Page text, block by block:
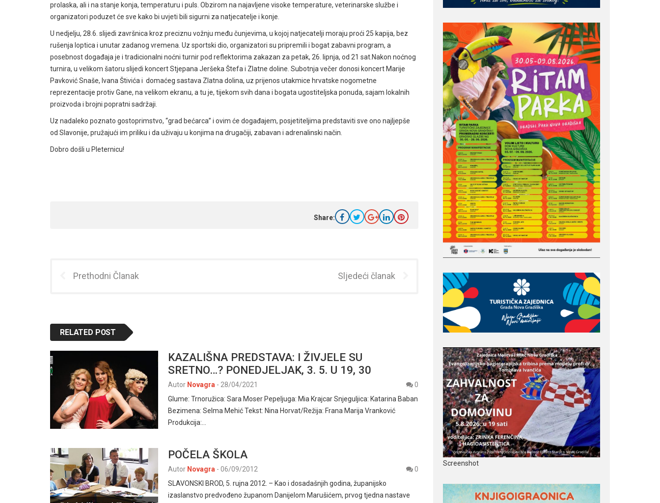
prolaska, ali i na stanje konja, temperaturu i puls. Obzirom na najavljene visoke temperature, veterinarske službe i
organizatori poduzet će sve kako bi uvjeti bili sigurni za natjecatelje i konje.
U nedjelju, 28.6. slijedi završnica kroz preciznu vožnju među čunjevima, u kojoj natjecatelji moraju proći 25 kapija, bez
rušenja loptica i unutar zadanog vremena. Uz sportski dio, organizatori su pripremili i bogat zabavni program, a
posebnost događaja je i tradicionalni noćni turnir pod reflektorima zakazan za petak, 26. lipnja, od 21 sat.Nakon noćnog
turnira, u velikom šatoru slijedi koncert Stjepana Jeršeka Štefa i Zlatne doline. Subotnja večer donosi koncert Marije
Pavković Snaše, Ivana Štivića i domaćeg sastava Zlatna dolina, uz prijenos utakmice hrvatske nogometne
reprezentacije protiv Gane, na velikom ekranu, a tu je, tijekom svih dana i bogata ugostiteljska ponuda, sajam lokalnih
proizvoda i brojni popratni sadržaji.
Uz nadaleko poznato gostoprimstvo, “grad bećarca” i ovim će događajem, posjetiteljima predstaviti sve ono najljepše
od Slavonije, pružajući im priliku i da uživaju u konjima na drugačiji, zabavan i adrenalinski način.
Dobro došli u Pleternicu!
Share:
Prethodni Članak Sljedeći članak
RELATED POST
KAZALIŠNA PREDSTAVA: I ŽIVJELE SU
SRETNO…? PONEDJELJAK, 3. 5. U 19, 30
Autor Novagra - 28/04/2021
0
Glume: Trnoružica: Sara Moser Pepeljuga: Mia Krajcar Snjeguljica: Katarina Baban
Bezimena: Selma Mehić Tekst: Nina Horvat/Režija: Frana Marija Vranković
Produkcija:…
POČELA ŠKOLA
Autor Novagra - 06/09/2012
0
SLAVONSKI BROD, 5. rujna 2012. – Kao i dosadašnjih godina, županijsko
izaslanstvo predvođeno županom Danijelom Marušićem, prvog tjedna nastave
Screenshot